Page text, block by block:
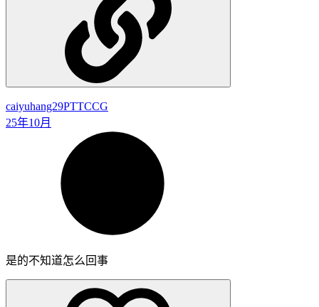
caiyuhang29PTTCCG
25年10月
是的不知道怎么回事